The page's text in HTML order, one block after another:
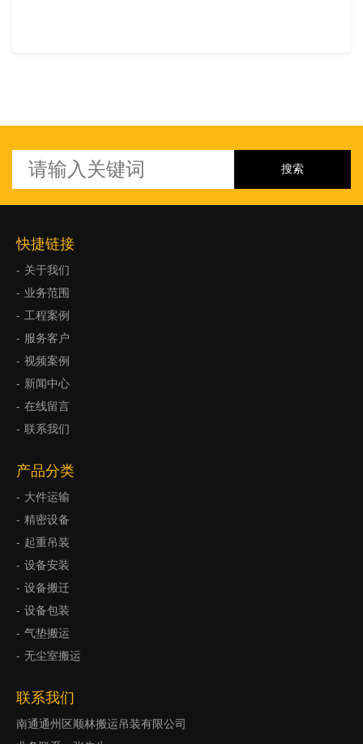
快捷链接
关于我们
业务范围
工程案例
服务客户
视频案例
新闻中心
在线留言
联系我们
产品分类
大件运输
精密设备
起重吊装
设备安装
设备搬迁
设备包装
气垫搬运
无尘室搬运
联系我们
南通通州区顺林搬运吊装有限公司